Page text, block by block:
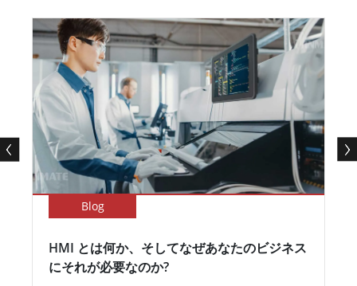
Blog
HMI とは何か、そしてなぜあなたのビジネス
にそれが必要なのか?